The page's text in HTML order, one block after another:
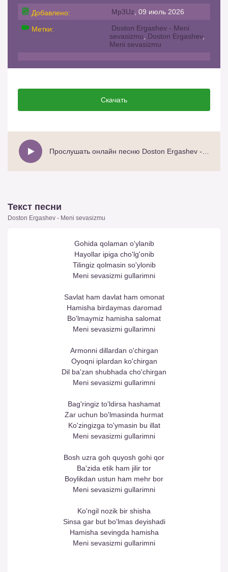
Добавлено: Mp3Uz , 09 июль 2026
Метки:
Doston Ergashev - Meni
sevasizmu
Doston Ergashev,
Meni sevasizmu
Скачать
Текст песни
Doston Ergashev - Meni sevasizmu
Gohida qolaman o'ylanib
Hayollar ipiga cho'lg'onib
Tilingiz qolmasin so'ylonib
Meni sevasizmi gullarimni
Savlat ham davlat ham omonat
Hamisha birdaymas daromad
Bo'lmaymiz hamisha salomat
Meni sevasizmi gullarimni
Armonni dillardan o'chirgan
Oyoqni iplardan ko'chirgan
Dil ba'zan shubhada cho'chirgan
Meni sevasizmi gullarimni
Bag'ringiz to'ldirsa hashamat
Zar uchun bo'lmasinda hurmat
Ko'zingizga to'ymasin bu illat
Meni sevasizmi gullarimni
Bosh uzra goh quyosh gohi qor
Ba'zida etik ham jilir tor
Boylikdan ustun ham mehr bor
Meni sevasizmi gullarimni
Ko'ngil nozik bir shisha
Sinsa gar but bo'lmas deyishadi
Hamisha sevingda hamisha
Meni sevasizmi gullarimni